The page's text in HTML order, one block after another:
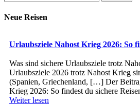
nach:
Neue Reisen
Urlaubsziele Nahost Krieg 2026: So
Was sind sichere Urlaubsziele trotz
Urlaubsziele 2026 trotz Nahost Krieg
(Spanien, Griechenland, […] Der
Krieg 2026: So findest du sichere
Weiter lesen